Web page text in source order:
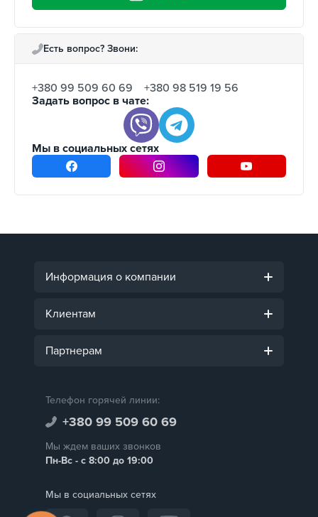
Есть вопрос? Звони:
+380 99 509 60 69
+380 98 519 19 56
Задать вопрос в чате:
Мы в социальных сетях
Информация о компании
Клиентам
Партнерам
Телефон горячей линии:
+380 99 509 60 69
Мы ждем ваших звонков
Пн-Вс - с 8:00 до 19:00
Мы в социальных сетях